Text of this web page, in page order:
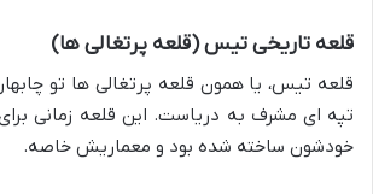
قلعه تاریخی تیس (قلعه پرتغالی ها)
قلعه تیس، یا همون قلعه پرتغالی ها تو
تپه ای مشرف به دریاست. این قلعه زمانی برای
خودشون ساخته شده بود و معماریش خاصه.